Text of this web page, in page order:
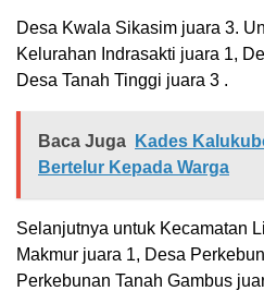
Desa Kwala Sikasim juara 3.
Kelurahan Indrasakti juara 1,
Desa Tanah Tinggi juara 3 .
Baca Juga
Kades
Bertelur Kepada Warga
Selanjutnya untuk Kecamatan
Makmur juara 1, Desa
Perkebunan Tanah Gambus